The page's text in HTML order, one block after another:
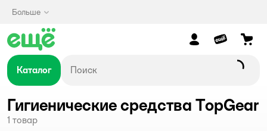
Больше
Каталог
Гигиенические средства TopGear
1 товар